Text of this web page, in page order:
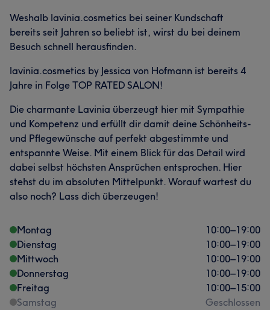
Weshalb lavinia.cosmetics bei seiner Kundschaft
bereits seit Jahren so beliebt ist, wirst du bei deinem
Besuch schnell herausfinden.
lavinia.cosmetics by Jessica von Hofmann ist bereits 4
Jahre in Folge TOP RATED SALON!
Die charmante Lavinia überzeugt hier mit Sympathie
und Kompetenz und erfüllt dir damit deine Schönheits-
und Pflegewünsche auf perfekt abgestimmte und
entspannte Weise. Mit einem Blick für das Detail wird
dabei selbst höchsten Ansprüchen entsprochen. Hier
stehst du im absoluten Mittelpunkt. Worauf wartest du
also noch? Lass dich überzeugen!
Montag 10:00–19:00
Dienstag
10:00–19:00
Mittwoch
10:00–19:00
Donnerstag
10:00–19:00
Freitag
10:00–15:00
Samstag
Geschlossen